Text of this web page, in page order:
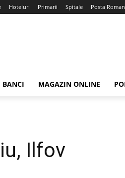
Hoteluri Primarii Spitale Posta
BANCI MAGAZIN ONLINE
Ilfov